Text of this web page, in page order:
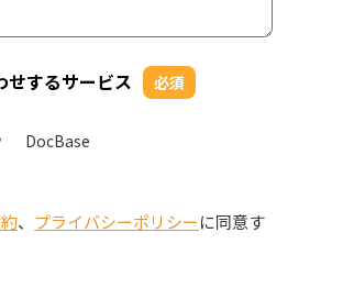
せするサービス 必須
DocBase
、 プライバシーポリシーに同意す